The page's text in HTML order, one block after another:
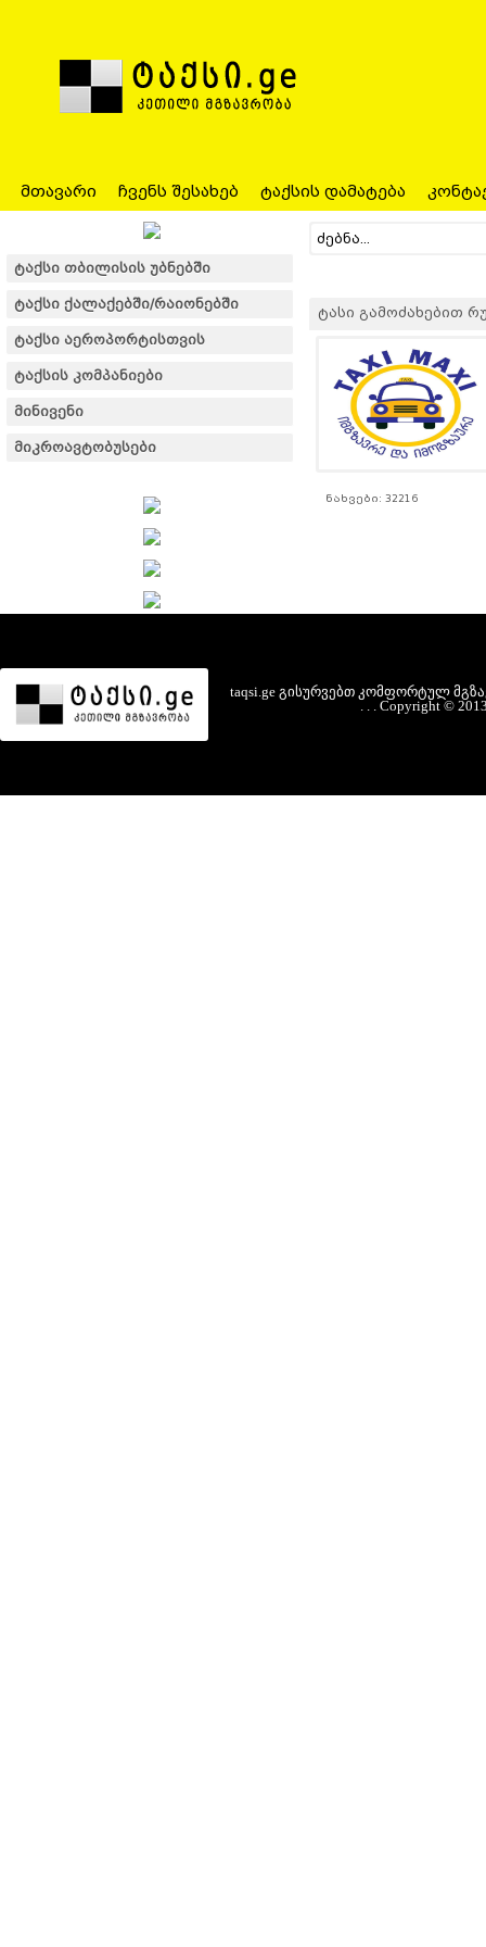
მთავარი ჩვენს შესახებ ტაქსის დამატება
ტაქსი თბილისის უბნებში
ტაქსი ქალაქებში/რაიონებში
ტაქსი აეროპორტისთვის
ტაქსის კომპანიები
მინივენი
მიკროავტობუსები
ტასი გამოძახებით
ნახვები: 32216
taqsi.ge გისურვებთ კომფორტულ
. . . Copyright ©